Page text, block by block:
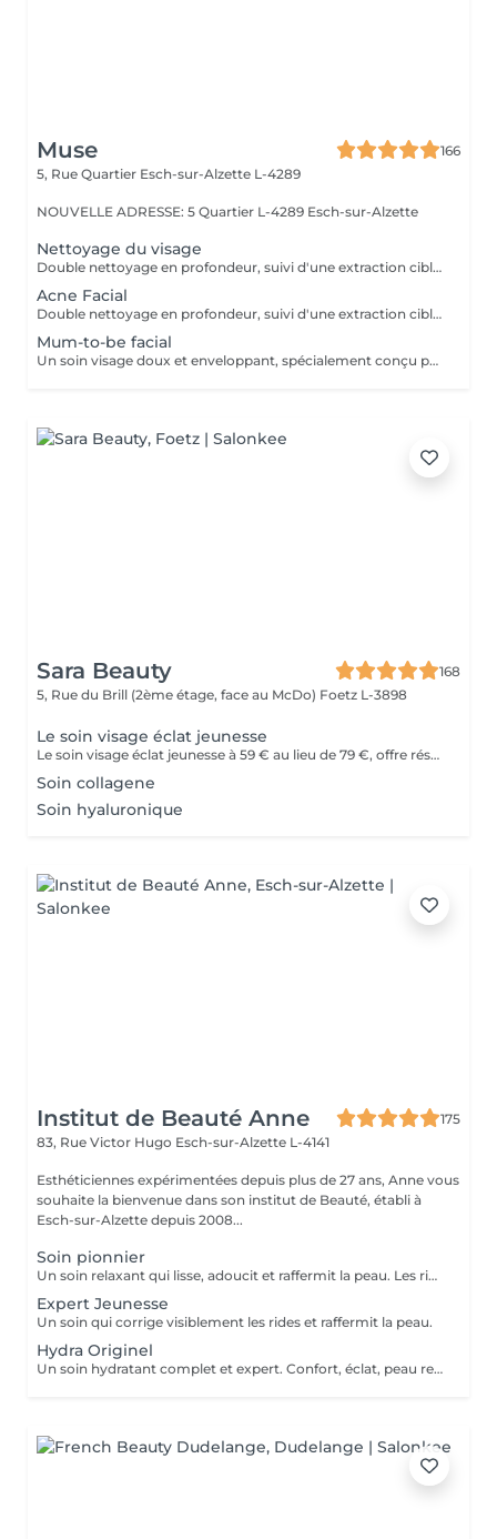
Muse
166
5, Rue Quartier Esch-sur-Alzette L-4289
NOUVELLE ADRESSE: 5 Quartier L-4289 Esch-sur-Alzette
Nettoyage du visage
Double nettoyage en profondeur, suivi d'une extraction ciblée. Soin spécifique adapté aux besoins de votre peau, avec application d'un sérum et d'un masque pour purifier, rééquilibrer et illuminer le teint. Si la peau présente une inflammation ou de l'acné active, il est recommandé de privilégier le soin visage acné, plus adapté et respectueux de l'état cutané.
Acne Facial
Double nettoyage en profondeur, suivi d'une extraction ciblée. Selon l'état de la peau et le niveau d'inflammation, le soin peut inclure un peeling ou un traitement spécifique. Application d'un sérum adapté et d'un masque apaisant pour rééquilibrer la peau.
Mum-to-be facial
Un soin visage doux et enveloppant, spécialement conçu pour les futures mamans. Double nettoyage délicat, suivi d'un soin adapté aux besoins de la peau pendant la grossesse. Application d'un sérum et d'un masque pour hydrater, apaiser et révéler l'éclat naturel. Un moment de calme et de reconnexion, pour prendre soin de vous et de la vie que vous portez
Sara Beauty
168
5, Rue du Brill (2ème étage, face au McDo) Foetz L-3898
Le soin visage éclat jeunesse
Le soin visage éclat jeunesse à 59 € au lieu de 79 €, offre réservée au moins de 25 ans. Purifie, hydrate et illumine ta peau parce qu'une peau éclatante, ça se travaille jeune
Soin collagene
Soin hyaluronique
Institut de Beauté Anne
175
83, Rue Victor Hugo Esch-sur-Alzette L-4141
Esthéticiennes expérimentées depuis plus de 27 ans, Anne vous
souhaite la bienvenue dans son institut de Beauté, établi à
Esch-sur-Alzette depuis 2008...
Soin pionnier
Un soin relaxant qui lisse, adoucit et raffermit la peau. Les rides sont visiblement corrigées. Procure un nouvel éclat à la peau. Avec un modelage visage spécifique.
Expert Jeunesse
Un soin qui corrige visiblement les rides et raffermit la peau.
Hydra Originel
Un soin hydratant complet et expert. Confort, éclat, peau repulpée, peau reposée.